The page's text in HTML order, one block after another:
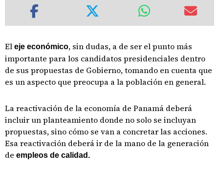
El eje económico, sin dudas, a de ser el punto más
importante para los candidatos presidenciales dentro
de sus propuestas de Gobierno, tomando en cuenta que
es un aspecto que preocupa a la población en general.
La reactivación de la economía de Panamá deberá
incluir un planteamiento donde no solo se incluyan
propuestas, sino cómo se van a concretar las acciones.
Esa reactivación deberá ir de la mano de la generación
de empleos de calidad.